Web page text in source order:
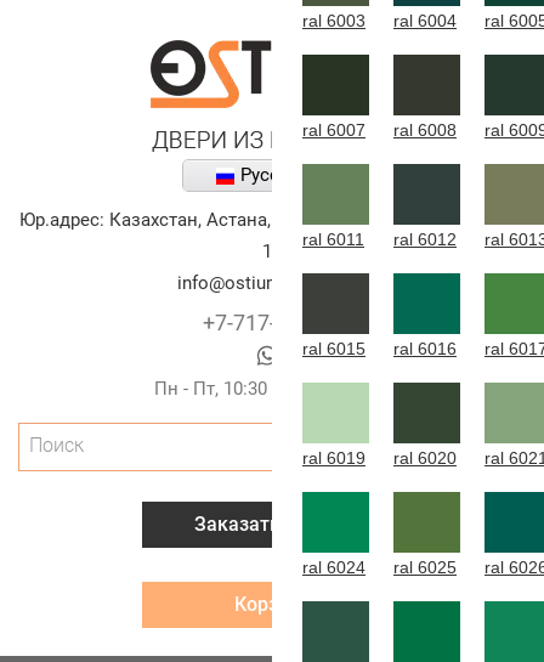
Русский
Юр.адрес: Казахстан, Астана,
улица Алихана Бокейханова,
10
info@ostium-doors.kz
+7-717-269-6131
Пн - Пт, 10:30 - 20:00 (г.Астана)
Поиск
Заказать звонок
Корзина
ral 6003 ral 6004 ral
ral 6007 ral 6008 ral
ral 6011 ral 6012 ral
ral 6015 ral 6016 ral
ral 6019 ral 6020 ral
ral 6024 ral 6025 ral